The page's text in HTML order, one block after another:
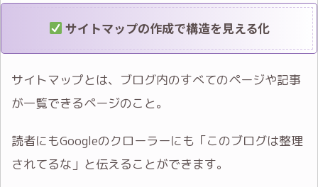
サイトマップの作成で構造を見える化
サイトマップとは、ブログ内のすべてのページや記事
が一覧できるページのこと。
読者にもGoogleのクローラーにも「このブログは整理
されてるな」と伝えることができます。